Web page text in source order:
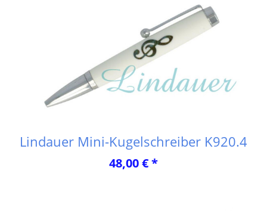
Lindauer Mini-Kugelschreiber K920.4
48,00 € *